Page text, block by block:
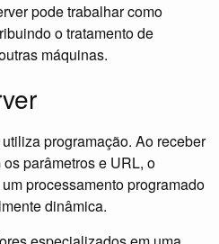
pode trabalhar como
o tratamento de
máquinas.
programação. Ao receber
parâmetros e URL, o
processamento programado
dinâmica.